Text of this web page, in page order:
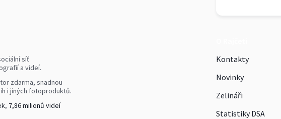
síť
a videí.
zdarma, snadnou
i jiných fotoproduktů.
, 7,86 milionů videí
Kontakty
Novinky
Zelináři
Statistiky DSA